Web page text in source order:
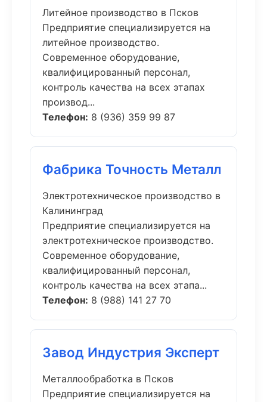
Литейное производство в Псков
Предприятие специализируется на
литейное производство.
Современное оборудование,
квалифицированный персонал,
контроль качества на всех этапах
производ...
Телефон: 8 (936) 359 99 87
Фабрика Точность Металл
Электротехническое производство в
Калининград
Предприятие специализируется на
электротехническое производство.
Современное оборудование,
квалифицированный персонал,
контроль качества на всех этапа...
Телефон: 8 (988) 141 27 70
Завод Индустрия Эксперт
Металлообработка в Псков
Предприятие специализируется на